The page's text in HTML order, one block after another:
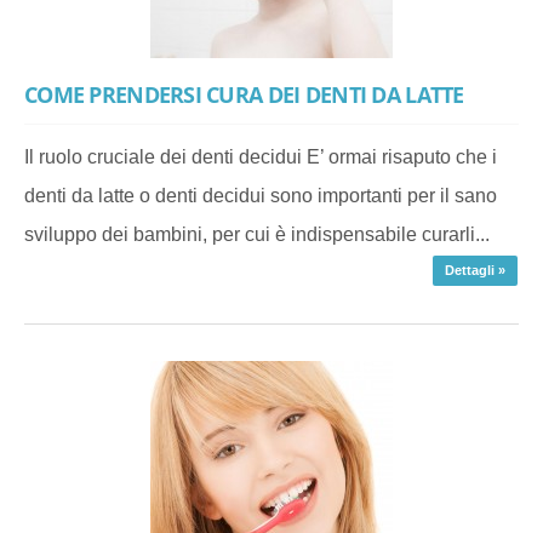
COME PRENDERSI CURA DEI DENTI DA LATTE
Il ruolo cruciale dei denti decidui E’ ormai risaputo che i
denti da latte o denti decidui sono importanti per il sano
sviluppo dei bambini, per cui è indispensabile curarli...
Dettagli »